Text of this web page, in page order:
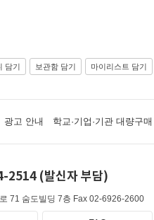
담기 보관함 담기 마이리스트 담기
광고 안내 학교·기업·기관 대량구매
2514 (발신자 부담)
71 숨도빌딩 7층 Fax 02-6926-2600